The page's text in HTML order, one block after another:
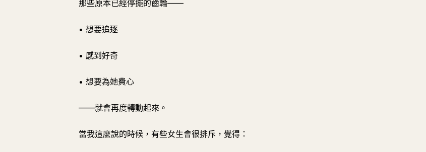
那些原本已經停擺的齒輪——
• 想要追逐
• 感到好奇
• 想要為她費心
——就會再度轉動起來。
當我這麼說的時候，有些女生會很排斥，覺得：